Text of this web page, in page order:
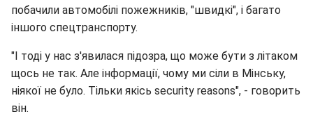
побачили автомобілі пожежників, "швидкі", і багато
іншого спецтранспорту.
"І тоді у нас з'явилася підозра, що може бути з літаком
щось не так. Але інформації, чому ми сіли в Мінську,
ніякої не було. Тільки якісь security reasons", - говорить
він.